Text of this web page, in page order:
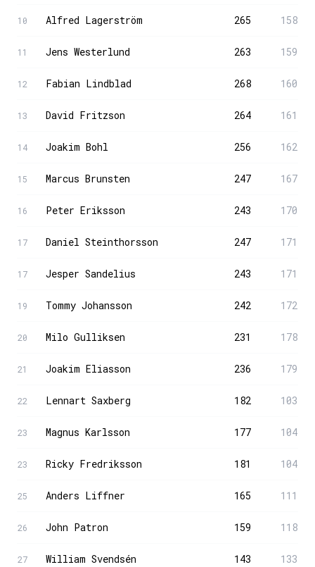
10 Alfred Lagerström 265 158
11 Jens Westerlund 263 159
12 Fabian Lindblad 268 160
13 David Fritzson 264 161
14 Joakim Bohl 256 162
15 Marcus Brunsten 247 167
16 Peter Eriksson 243 170
17 Daniel Steinthorsson 247 171
17 Jesper Sandelius 243 171
19 Tommy Johansson 242 172
20 Milo Gulliksen 231 178
21 Joakim Eliasson 236 179
22 Lennart Saxberg 182 103
23 Magnus Karlsson 177 104
23 Ricky Fredriksson 181 104
25 Anders Liffner 165 111
26 John Patron 159 118
27 William Svendsén 143 133